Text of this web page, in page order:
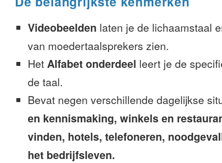
Videobeelden laten je de lichaamstaal
van moedertaalsprekers zien.
Het Alfabet onderdeel leert je de
de taal.
Bevat negen verschillende dagelijkse
en kennismaking, winkels en
vinden, hotels, telefoneren,
het bedrijfsleven.